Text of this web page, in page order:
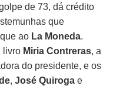
de 73, dá crédito
que
ao La Moneda.
livro Miria Contreras, a
do presidente, e os
,José Quiroga e